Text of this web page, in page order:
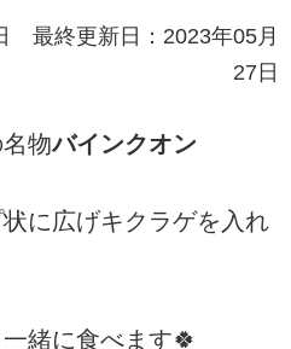
最終更新日：2023年05月
27日
物バインクオン
に広げキクラゲを入れ
緒に食べます🍀